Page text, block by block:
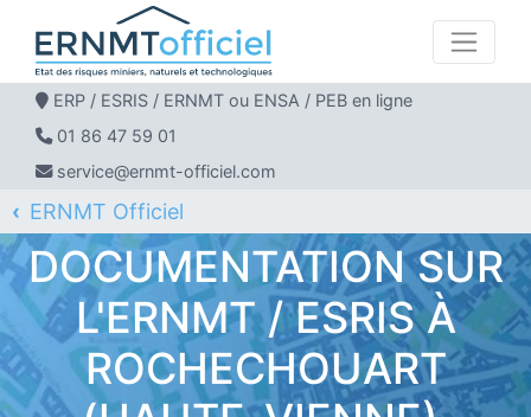
ERP / ESRIS / ERNMT ou ENSA / PEB en ligne
01 86 47 59 01
service@ernmt-officiel.com
ERNMT Officiel
ERP / ESRIS / ERNMT pour ROCHECHOUART
DOCUMENTATION SUR
L'ERNMT / ESRIS À
ROCHECHOUART